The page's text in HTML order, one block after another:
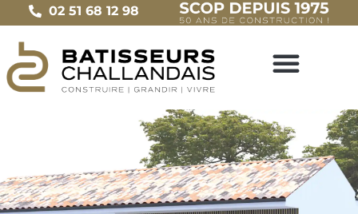
02 51 68 12 98